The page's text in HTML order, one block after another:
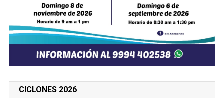
CICLONES 2026